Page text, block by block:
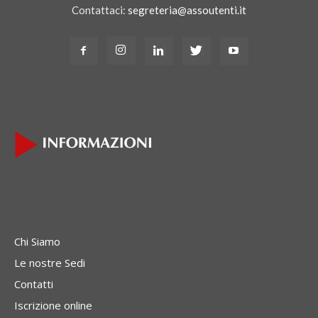
Contattaci: segreteria@assoutenti.it
Chi Siamo
Le nostre Sedi
Contatti
Iscrizione online